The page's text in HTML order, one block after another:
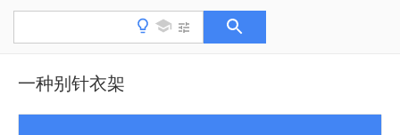
一种别针衣架